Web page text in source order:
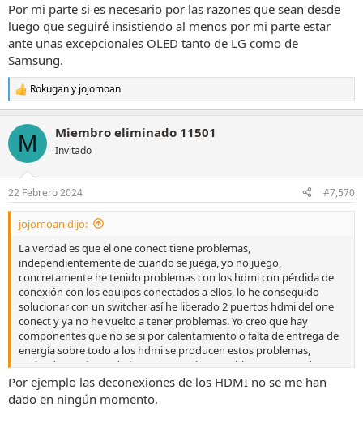
Por mi parte si es necesario por las razones que sean desde
luego que seguiré insistiendo al menos por mi parte estar
ante unas excepcionales OLED tanto de LG como de
Samsung.
R
e
c
i
e
s
Rokugany jojomoan
M Miembro eliminado 11501
Invitado
22 Febrero 2024 #7,570
jojomoan dijo:
La verdad es que el one conect tiene problemas,
independientemente de cuando se juega, yo no juego,
concretamente he tenido problemas con los hdmi con pérdida de
conexión con los equipos conectados a ellos, lo he conseguido
solucionar con un switcher así he liberado 2 puertos hdmi del one
conect y ya no he vuelto a tener problemas. Yo creo que hay
componentes que no se si por calentamiento o falta de entrega de
energía sobre todo a los hdmi se producen estos problemas,
entiendo que jugando la gente que tiene problemas esta todo
relacionado. Yo personalmente estoy muy contento con la tele a
pesar de los problemas que he tenido y seguiría teniendo si no usó
el switcher, lo bueno es que localizado el problema si es necesario
Por ejemplo las deconexiones de los HDMI no se me han
dado en ningún momento.